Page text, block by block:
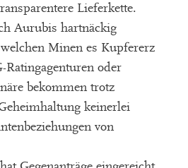
Lieferkette.
Aurubis hartnäckig
Minen es Kupfererz
Ratingagenturen oder
bekommen trotz
keinerlei
von